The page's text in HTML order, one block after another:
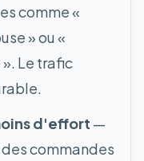
comme «
» ou «
Le trafic
d'effort —
commandes